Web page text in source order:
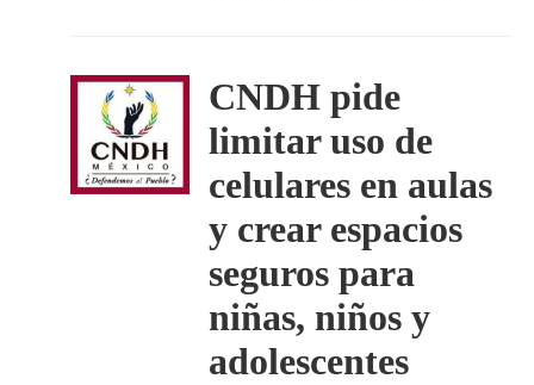
CNDH pide
limitar uso de
celulares en aulas
y crear espacios
seguros para
niñas, niños y
adolescentes